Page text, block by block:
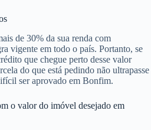
de 30% da sua renda com
vigente em todo o país. Portanto, se
que chegue perto desse valor
do que está pedindo não ultrapasse
ser aprovado em Bonfim.
o valor do imóvel desejado em